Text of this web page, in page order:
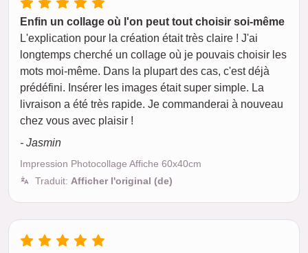
Enfin un collage où l'on peut tout choisir soi-même
L'explication pour la création était très claire ! J'ai
longtemps cherché un collage où je pouvais choisir les
mots moi-même. Dans la plupart des cas, c'est déjà
prédéfini. Insérer les images était super simple. La
livraison a été très rapide. Je commanderai à nouveau
chez vous avec plaisir !
- Jasmin
Impression Photocollage Affiche 60x40cm
Traduit: Afficher l'original (de)